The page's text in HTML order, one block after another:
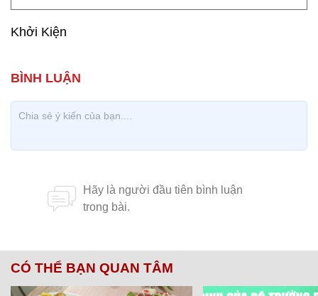
Khởi Kiện
CÓ THỂ BẠN QUAN TÂM